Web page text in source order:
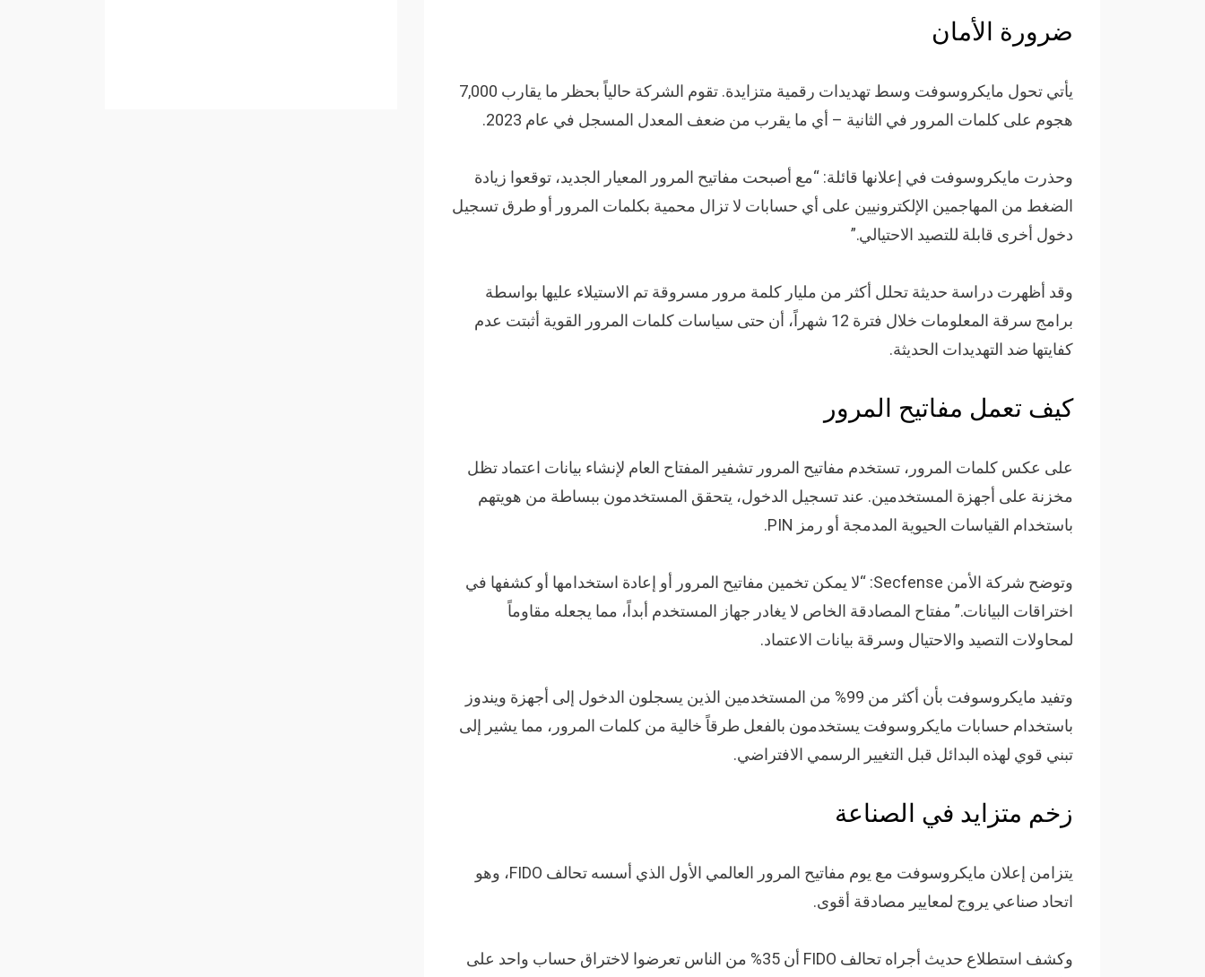
ضرورة الأمان
يأتي تحول مايكروسوفت وسط تهديدات رقمية متزايدة. تقوم الشركة حالياً بحظر ما يقارب 7,000
هجوم على كلمات المرور في الثانية – أي ما يقرب من ضعف المعدل المسجل في عام 2023.
وحذرت مايكروسوفت في إعلانها قائلة: “مع أصبحت مفاتيح المرور المعيار الجديد، توقعوا زيادة
الضغط من المهاجمين الإلكترونيين على أي حسابات لا تزال محمية بكلمات المرور أو طرق تسجيل
دخول أخرى قابلة للتصيد الاحتيالي.”
وقد أظهرت دراسة حديثة تحلل أكثر من مليار كلمة مرور مسروقة تم الاستيلاء عليها بواسطة
برامج سرقة المعلومات خلال فترة 12 شهراً، أن حتى سياسات كلمات المرور القوية أثبتت عدم
كفايتها ضد التهديدات الحديثة.
كيف تعمل مفاتيح المرور
على عكس كلمات المرور، تستخدم مفاتيح المرور تشفير المفتاح العام لإنشاء بيانات اعتماد تظل
مخزنة على أجهزة المستخدمين. عند تسجيل الدخول، يتحقق المستخدمون ببساطة من هويتهم
باستخدام القياسات الحيوية المدمجة أو رمز PIN.
وتوضح شركة الأمن Secfense: “لا يمكن تخمين مفاتيح المرور أو إعادة استخدامها أو كشفها في
اختراقات البيانات.” مفتاح المصادقة الخاص لا يغادر جهاز المستخدم أبداً، مما يجعله مقاوماً
لمحاولات التصيد والاحتيال وسرقة بيانات الاعتماد.
وتفيد مايكروسوفت بأن أكثر من 99% من المستخدمين الذين يسجلون الدخول إلى أجهزة ويندوز
باستخدام حسابات مايكروسوفت يستخدمون بالفعل طرقاً خالية من كلمات المرور، مما يشير إلى
تبني قوي لهذه البدائل قبل التغيير الرسمي الافتراضي.
زخم متزايد في الصناعة
يتزامن إعلان مايكروسوفت مع يوم مفاتيح المرور العالمي الأول الذي أسسه تحالف FIDO، وهو
اتحاد صناعي يروج لمعايير مصادقة أقوى.
وكشف استطلاع حديث أجراه تحالف FIDO أن 35% من الناس تعرضوا لاختراق حساب واحد على